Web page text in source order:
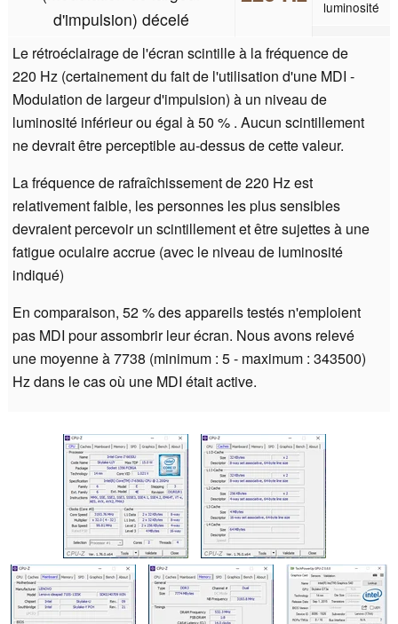
d'impulsion) décelé
luminosité
Le rétroéclairage de l'écran scintille à la fréquence de
220 Hz (certainement du fait de l'utilisation d'une MDI -
Modulation de largeur d'impulsion) à un niveau de
luminosité inférieur ou égal à 50 % . Aucun scintillement
ne devrait être perceptible au-dessus de cette valeur.
La fréquence de rafraîchissement de 220 Hz est
relativement faible, les personnes les plus sensibles
devraient percevoir un scintillement et être sujettes à une
fatigue oculaire accrue (avec le niveau de luminosité
indiqué)
En comparaison, 52 % des appareils testés n'emploient
pas MDI pour assombrir leur écran. Nous avons relevé
une moyenne à 7738 (minimum : 5 - maximum : 343500)
Hz dans le cas où une MDI était active.